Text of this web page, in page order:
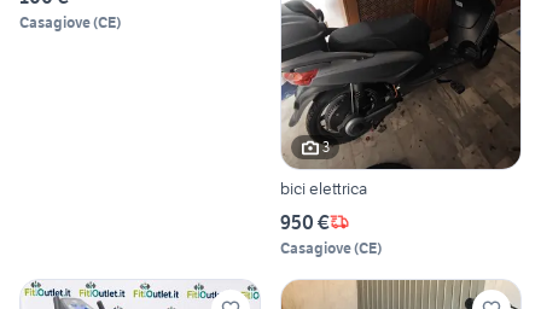
Casagiove(CE)
3
bici elettrica
950 €
Casagiove(CE)